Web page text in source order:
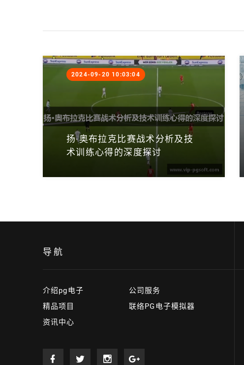
扬·奥布拉克比赛战术分析及技
术训练心得的深度探讨
2024-09-20 10:03:04
导航
介绍pg电子
精品项目
资讯中心
公司服务
联络PG电子模拟器